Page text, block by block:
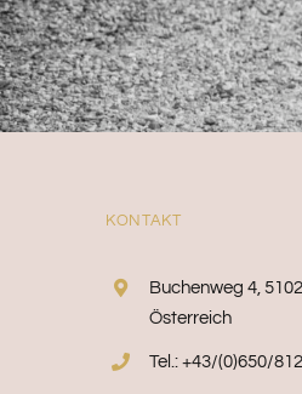
KONTAKT
Buchenweg 4,
Österreich
Tel.: +43/(0)650/